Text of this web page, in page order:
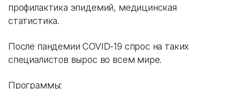
профилактика эпидемий, медицинская
статистика.
После пандемии COVID-19 спрос на таких
специалистов вырос во всем мире.
Программы: